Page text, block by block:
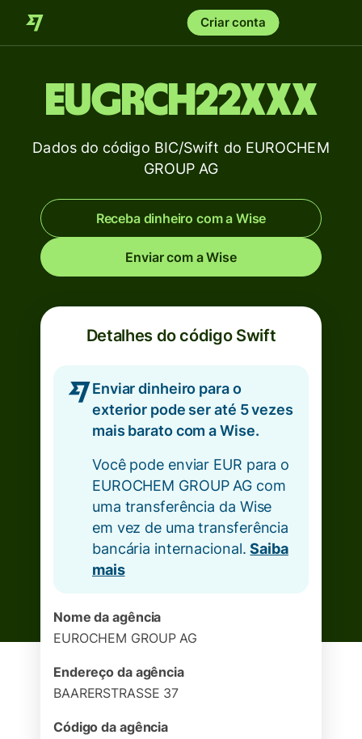
Criar conta
EUGRCH22XXX
Dados do código BIC/Swift do EUROCHEM
GROUP AG
Receba dinheiro com a Wise
Enviar com a Wise
Detalhes do código Swift
Enviar dinheiro para o
exterior pode ser até 5 vezes
mais barato com a Wise.
Você pode enviar EUR para o
EUROCHEM GROUP AG com
uma transferência da Wise
em vez de uma transferência
bancária internacional.Saiba
mais
Nome da agência
EUROCHEM GROUP AG
Endereço da agência
BAARERSTRASSE 37
Código da agência